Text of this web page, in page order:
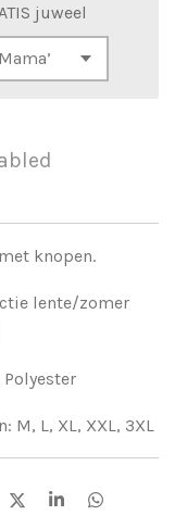
juweel
knopen.
lente/zomer
Polyester
M, L, XL, XXL, 3XL
S
S
S